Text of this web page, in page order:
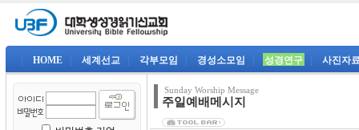
HOME 세계선교 각부모임 경성소모임 성경연구 사진자
Sunday Worship Message
주일예배메시지